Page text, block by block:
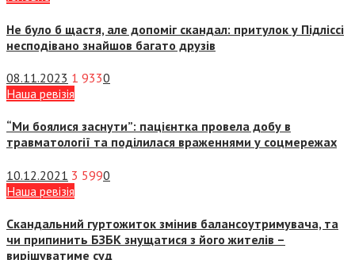
Не було б щастя, але допоміг скандал: притулок у Підліссі
несподівано знайшов багато друзів
08.11.2023 1 9330
Наша ревізія
“Ми боялися заснути”: пацієнтка провела добу в
травматології та поділилася враженнями у соцмережах
10.12.2021 3 5990
Наша ревізія
Скандальний гуртожиток змінив балансоутримувача, та
чи припинить БЗБК знущатися з його жителів –
вирішуватиме суд